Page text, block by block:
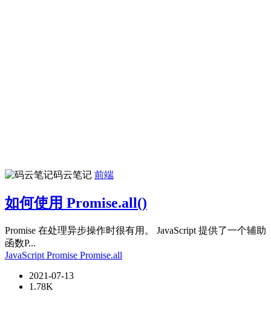
码云笔记 前端
如何使用 Promise.all()
Promise 在处理异步操作时很有用。 JavaScript 提供了一个辅助
函数P...
JavaScript Promise Promise.all
2021-07-13
1.78K